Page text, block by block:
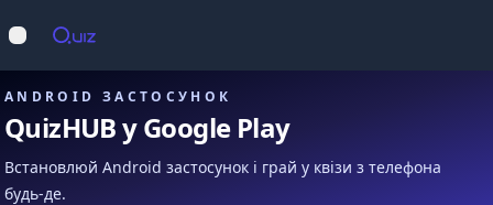
Відкрити меню
ANDROID ЗАСТОСУНОК
QuizHUB у Google Play
Встановлюй Android застосунок і грай у квізи з телефона
будь-де.